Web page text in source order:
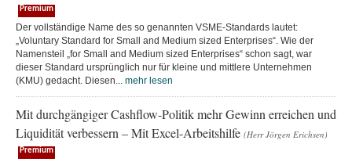
Premium
Der vollständige Name des so genannten VSME-Standards lautet:
„Voluntary Standard for Small and Medium sized Enterprises“. Wie der
Namensteil „for Small and Medium sized Enterprises“ schon sagt, war
dieser Standard ursprünglich nur für kleine und mittlere Unternehmen
(KMU) gedacht. Diesen... mehr lesen
Mit durchgängiger Cashflow-Politik mehr Gewinn erreichen und
Liquidität verbessern – Mit Excel-Arbeitshilfe (Herr Jörgen Erichsen)
Premium